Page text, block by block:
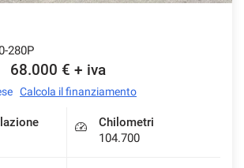
280P
68.000 € + iva
Calcola il finanziamento
Chilometri
104.700